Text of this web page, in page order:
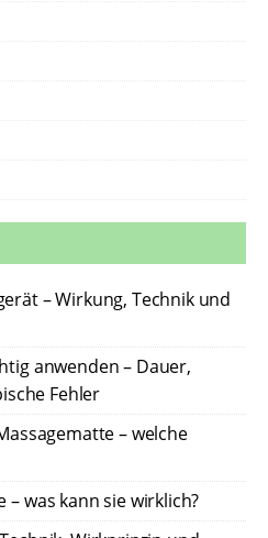
– Wirkung, Technik und
anwenden – Dauer,
Fehler
– welche
was kann sie wirklich?